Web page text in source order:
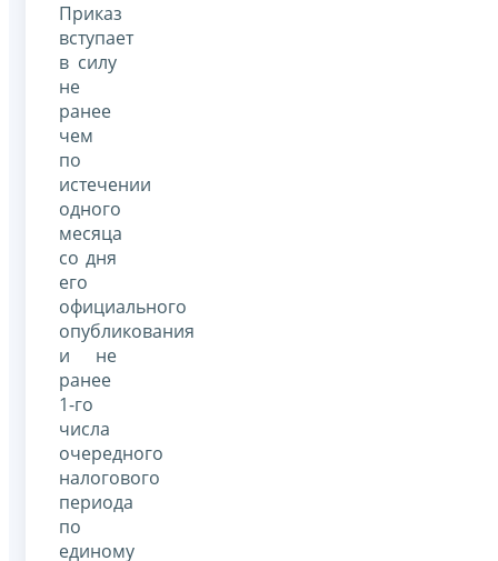
Приказ
вступает
в силу
не
ранее
чем
по
истечении
одного
месяца
со дня
его
официального
опубликования
и не
ранее
1-го
числа
очередного
налогового
периода
по
единому